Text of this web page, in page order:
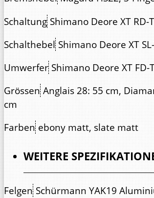
Schaltung Shimano Deore XT RD-
Schalthebel Shimano Deore XT
Umwerfer Shimano Deore XT FD-
Grössen Anglais 28: 55 cm,
cm
Farben ebony matt, slate matt
WEITERE
Felgen Schürmann YAK19